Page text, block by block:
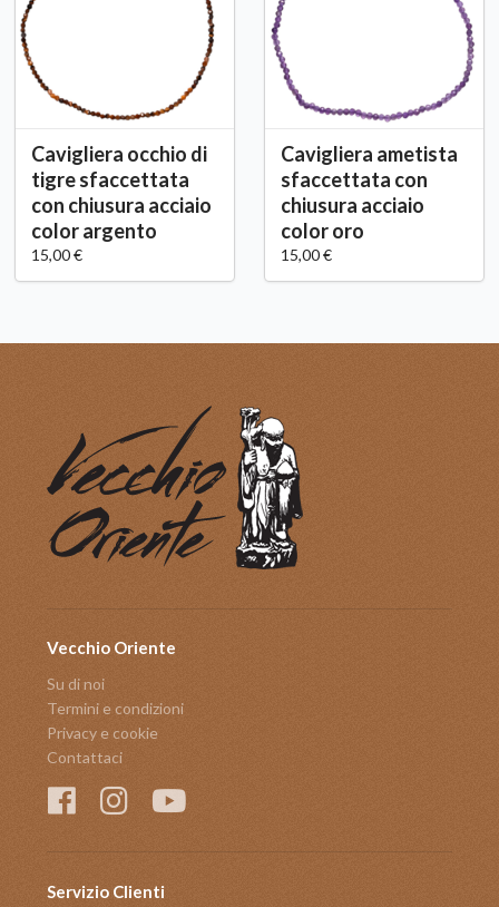
Cavigliera occhio di
tigre sfaccettata
con chiusura acciaio
color argento
15,00 €
Cavigliera ametista
sfaccettata con
chiusura acciaio
color oro
15,00 €
Vecchio Oriente
Su di noi
Termini e condizioni
Privacy e cookie
Contattaci
Servizio Clienti